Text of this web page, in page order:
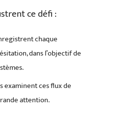
ce défi :
chaque
dans l’objectif de
examinent ces flux de
attention.